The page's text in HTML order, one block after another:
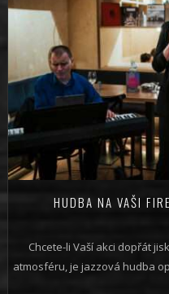
HUDBA NA VAŠI
Chcete-li Vaší akci dopřát
atmosféru, je jazzová hudba